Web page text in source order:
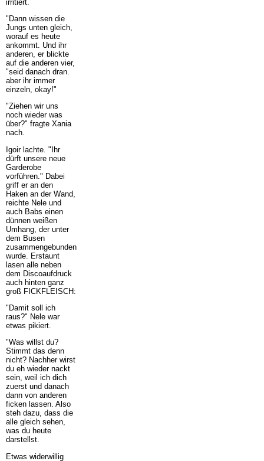
irritiert.
"Dann wissen die
Jungs unten gleich,
worauf es heute
ankommt. Und ihr
anderen, er blickte
auf die anderen vier,
"seid danach dran.
aber ihr immer
einzeln, okay!"
"Ziehen wir uns
noch wieder was
über?" fragte Xania
nach.
Igoir lachte. "Ihr
dürft unsere neue
Garderobe
vorführen." Dabei
griff er an den
Haken an der Wand,
reichte Nele und
auch Babs einen
dünnen weißen
Umhang, der unter
dem Busen
zusammengebunden
wurde. Erstaunt
lasen alle neben
dem Discoaufdruck
auch hinten ganz
groß FICKFLEISCH:
"Damit soll ich
raus?" Nele war
etwas pikiert.
"Was willst du?
Stimmt das denn
nicht? Nachher wirst
du eh wieder nackt
sein, weil ich dich
zuerst und danach
dann von anderen
ficken lassen. Also
steh dazu, dass die
alle gleich sehen,
was du heute
darstellst.
Etwas widerwillig